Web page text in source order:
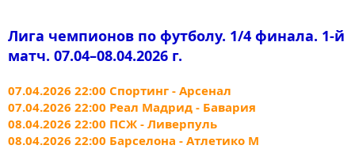
Лига чемпионов по футболу. 1/4 финала. 1-й
матч. 07.04–08.04.2026 г.
07.04.2026 22:00 Спортинг - Арсенал
07.04.2026 22:00 Реал Мадрид - Бавария
08.04.2026 22:00 ПСЖ - Ливерпуль
08.04.2026 22:00 Барселона - Атлетико М